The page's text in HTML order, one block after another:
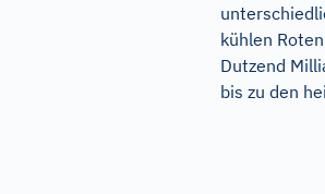
kühlen
Dutzend
bis zu den